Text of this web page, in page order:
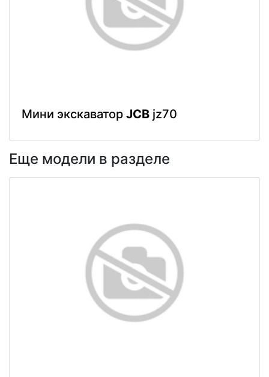
Мини экскаватор JCB jz70
Еще модели в разделе